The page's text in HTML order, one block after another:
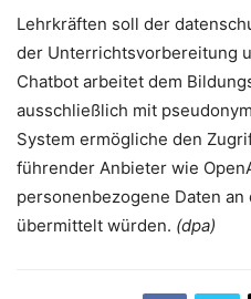
Lehrkräften soll der
der Unterrichtsvorbereitung
Chatbot arbeitet dem
ausschließlich mit
System ermögliche den
führender Anbieter wie
personenbezogene Daten
übermittelt würden. (dpa)